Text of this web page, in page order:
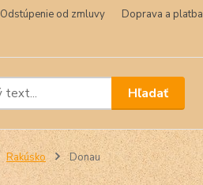
Odstúpenie od zmluvy Doprava a platba
Hľadať
Rakúsko Donau